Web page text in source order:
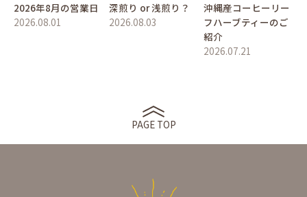
2026年8月の営業日
2026.08.01
深煎り or 浅煎り？
2026.08.03
沖縄産コーヒーリー
フハーブティーのご
紹介
2026.07.21
PAGE TOP